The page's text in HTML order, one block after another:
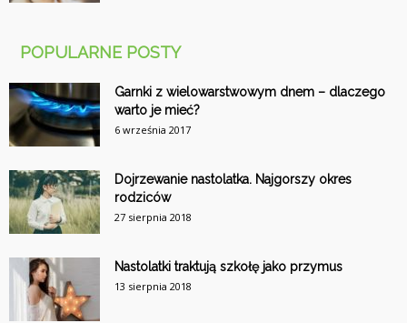
POPULARNE POSTY
Garnki z wielowarstwowym dnem – dlaczego
warto je mieć?
6 września 2017
Dojrzewanie nastolatka. Najgorszy okres
rodziców
27 sierpnia 2018
Nastolatki traktują szkołę jako przymus
13 sierpnia 2018